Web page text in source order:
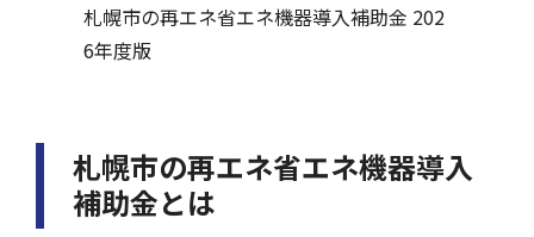
札幌市の再エネ省エネ機器導入補助金 202
6年度版
札幌市の再エネ省エネ機器導入
補助金とは